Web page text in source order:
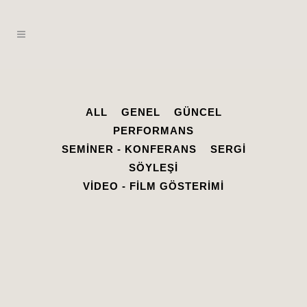
ALL GENEL
GÜNCEL
PERFORMANS
SEMINER - KONFERANS
SERGI
SÖYLEŞI
VIDEO - FILM GÖSTERIMI